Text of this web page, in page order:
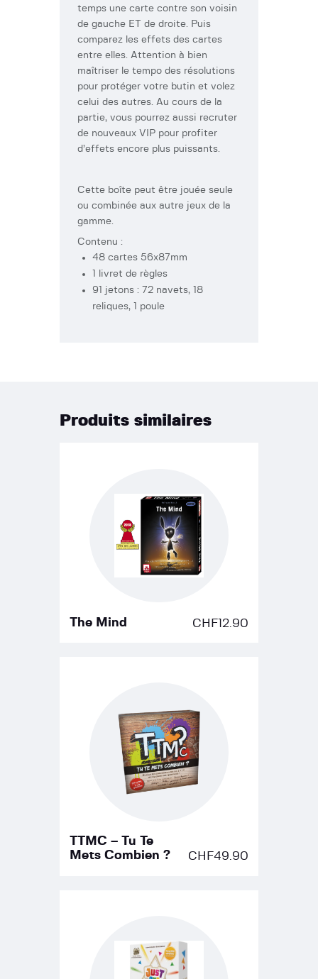
temps une carte contre son voisin
de gauche ET de droite. Puis
comparez les effets des cartes
entre elles. Attention à bien
maîtriser le tempo des résolutions
pour protéger votre butin et volez
celui des autres. Au cours de la
partie, vous pourrez aussi recruter
de nouveaux VIP pour profiter
d’effets encore plus puissants.
Cette boîte peut être jouée seule
ou combinée aux autre jeux de la
gamme.
Contenu :
48 cartes 56x87mm
1 livret de règles
91 jetons : 72 navets, 18
reliques, 1 poule
Produits similaires
The Mind CHF12.90
TTMC – Tu Te
Mets Combien ?
CHF49.90